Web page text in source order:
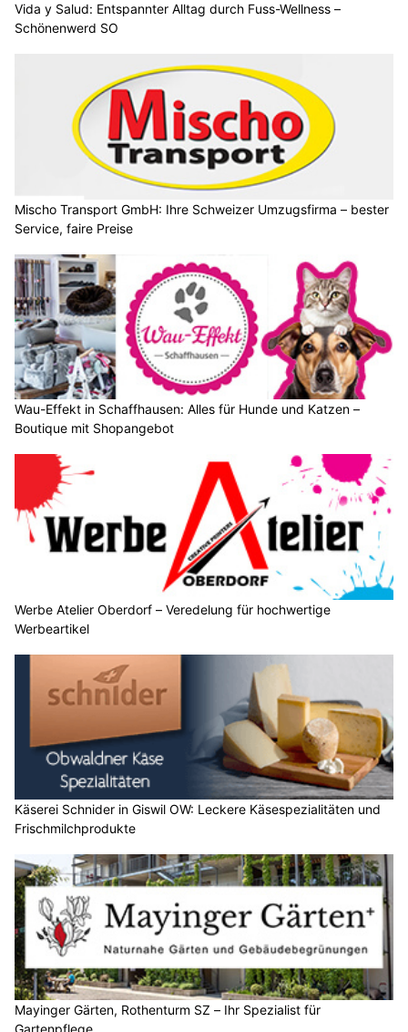
Vida y Salud: Entspannter Alltag durch Fuss-Wellness –
Schönenwerd SO
Mischo Transport GmbH: Ihre Schweizer Umzugsfirma – bester
Service, faire Preise
Wau-Effekt in Schaffhausen: Alles für Hunde und Katzen –
Boutique mit Shopangebot
Werbe Atelier Oberdorf – Veredelung für hochwertige
Werbeartikel
Käserei Schnider in Giswil OW: Leckere Käsespezialitäten und
Frischmilchprodukte
Mayinger Gärten, Rothenturm SZ – Ihr Spezialist für
Gartenpflege